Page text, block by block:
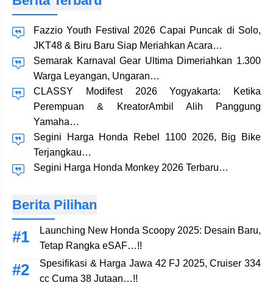
Fazzio Youth Festival 2026 Capai Puncak di Solo,
JKT48 & Biru Baru Siap Meriahkan Acara…
Semarak Karnaval Gear Ultima Dimeriahkan 1.300
Warga Leyangan, Ungaran…
CLASSY Modifest 2026 Yogyakarta: Ketika
Perempuan & KreatorAmbil Alih Panggung
Yamaha…
Segini Harga Honda Rebel 1100 2026, Big Bike
Terjangkau…
Segini Harga Honda Monkey 2026 Terbaru…
Berita Pilihan
Launching New Honda Scoopy 2025: Desain Baru,
Tetap Rangka eSAF…!!
Spesifikasi & Harga Jawa 42 FJ 2025, Cruiser 334
cc Cuma 38 Jutaan…!!